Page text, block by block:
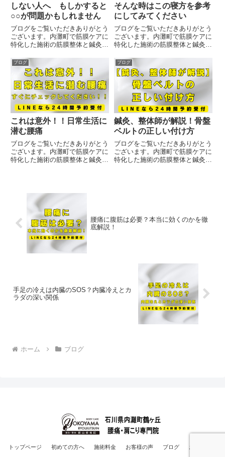
しない人へ もしかすると
○○が問題かもしれません
ブログをご覧いただきありがとう
ございます。内灘町で筋膜ケアに
特化した施術の筋膜整体と鍼灸を
今や国民病とも言われている肩こ
りですが原因は様々です。その中
でも本日は肩こり専門院として活
動している私が感じる肩こりの
意...
そんな時はこの寝方を参考
にしてみてください
ブログをご覧いただきありがとう
ございます。内灘町で筋膜ケアに
特化した施術の筋膜整体と鍼灸を
腰が痛くて眠れない・・・そんな
経験はありませんか？そんな時は
是非コチラの寝方を参考にしてみ
てください。横向きになり抱き
ブログ
これは意外！！日常生活に
潜む腰痛
ブログをご覧いただきありがとう
ございます。内灘町で筋膜ケアに
特化した施術の筋膜整体と鍼灸を
ます！！本日ご紹介させていただ
く内容は誰にでも起こりうる可
ブログ
鍼灸、整体師が解説！骨盤
ベルトの正しい付け方
ブログをご覧いただきありがとう
ございます。内灘町で筋膜ケアに
特化した施術の筋膜整体と鍼灸を
腰痛に腹筋は必要？本当に効くのかを徹
底解説！
手足の冷えは内臓のSOS？内臓冷えとカ
ラダの深い関係
ホーム ブログ
トップページ 初めての方へ 施術料金 お客様の声 ブログ お問い合せ